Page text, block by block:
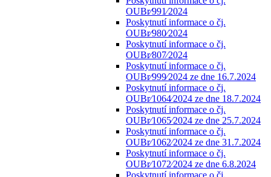
OUBr⁄991⁄2024
Poskytnutí informace o čj.
OUBr⁄980⁄2024
Poskytnutí informace o čj.
OUBr⁄807⁄2024
Poskytnutí informace o čj.
OUBr⁄999⁄2024 ze dne 16.7.2024
Poskytnutí informace o čj.
OUBr⁄1064⁄2024 ze dne 18.7.2024
Poskytnutí informace o čj.
OUBr⁄1065⁄2024 ze dne 25.7.2024
Poskytnutí informace o čj.
OUBr⁄1062⁄2024 ze dne 31.7.2024
Poskytnutí informace o čj.
OUBr⁄1072⁄2024 ze dne 6.8.2024
Poskytnutí informace o čj.